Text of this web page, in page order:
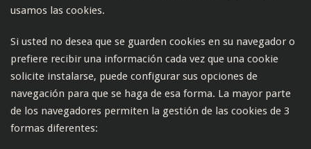
usamos las cookies.
Si usted no desea que se guarden cookies en su navegador o
prefiere recibir una información cada vez que una cookie
solicite instalarse, puede configurar sus opciones de
navegación para que se haga de esa forma. La mayor parte
de los navegadores permiten la gestión de las cookies de 3
formas diferentes: